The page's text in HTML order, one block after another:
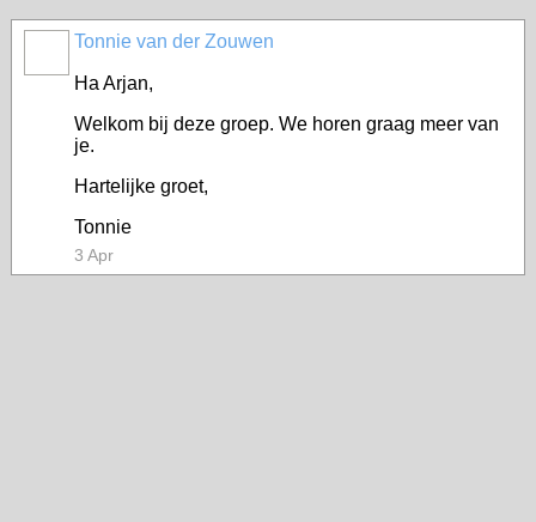
Tonnie van der Zouwen
Ha Arjan,
Welkom bij deze groep. We horen graag meer van
je.
Hartelijke groet,
Tonnie
3 Apr